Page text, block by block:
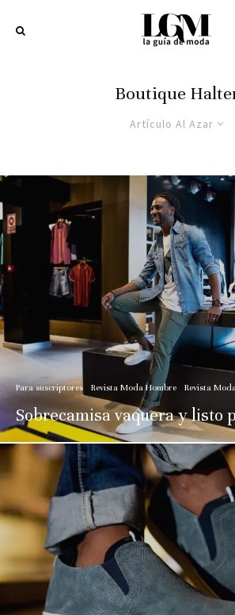
Boutique
Artículo Al Azar
Para suscriptores Revista Moda Hombre Revista
Sobrecamisa vaquera y listo